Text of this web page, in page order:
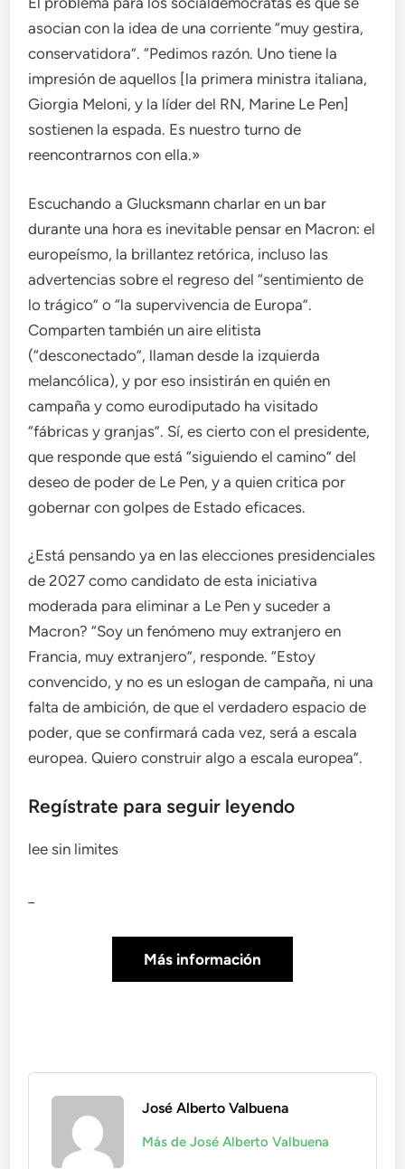
asocian con la idea de una corriente “muy gestira,
conservatidora”. “Pedimos razón. Uno tiene la
impresión de aquellos [la primera ministra italiana,
Giorgia Meloni, y la líder del RN, Marine Le Pen]
sostienen la espada. Es nuestro turno de
reencontrarnos con ella.»
Escuchando a Glucksmann charlar en un bar
durante una hora es inevitable pensar en Macron: el
europeísmo, la brillantez retórica, incluso las
advertencias sobre el regreso del “sentimiento de
lo trágico” o “la supervivencia de Europa”.
Comparten también un aire elitista
(“desconectado”, llaman desde la izquierda
melancólica), y por eso insistirán en quién en
campaña y como eurodiputado ha visitado
“fábricas y granjas”. Sí, es cierto con el presidente,
que responde que está “siguiendo el camino” del
deseo de poder de Le Pen, y a quien critica por
gobernar con golpes de Estado eficaces.
¿Está pensando ya en las elecciones presidenciales
de 2027 como candidato de esta iniciativa
moderada para eliminar a Le Pen y suceder a
Macron? “Soy un fenómeno muy extranjero en
Francia, muy extranjero”, responde. “Estoy
convencido, y no es un eslogan de campaña, ni una
falta de ambición, de que el verdadero espacio de
poder, que se confirmará cada vez, será a escala
europea. Quiero construir algo a escala europea”.
Regístrate para seguir leyendo
lee sin limites
Más información
José Alberto Valbuena
Más de José Alberto Valbuena